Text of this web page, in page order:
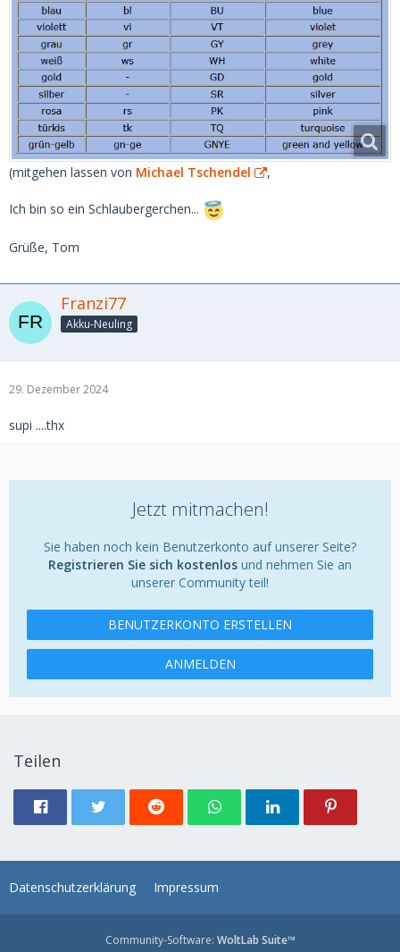
(mitgehen lassen von Michael Tschendel ,
Ich bin so ein Schlaubergerchen...
Grüße, Tom
Franzi77
Akku-Neuling
29. Dezember 2024
supi ....thx
Jetzt mitmachen!
Sie haben noch kein Benutzerkonto auf unserer Seite?
Registrieren Sie sich kostenlos und nehmen Sie an
unserer Community teil!
BENUTZERKONTO ERSTELLEN
ANMELDEN
Teilen
Datenschutzerklärung Impressum
Community-Software: WoltLab Suite™